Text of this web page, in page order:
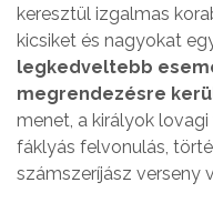
keresztül izgalmas
kicsiket és nagyokat
legkedveltebb
megrendezésre
menet, a királyok
fáklyás felvonulás,
számszeríjász verseny